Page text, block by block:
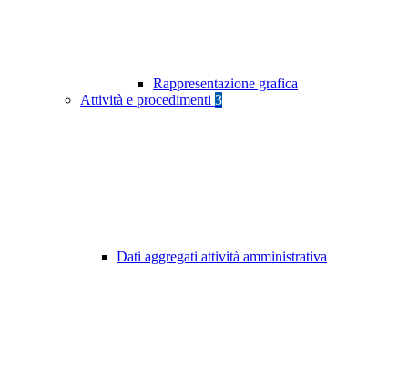
Rappresentazione grafica
Attività e procedimenti 3
Dati aggregati attività amministrativa